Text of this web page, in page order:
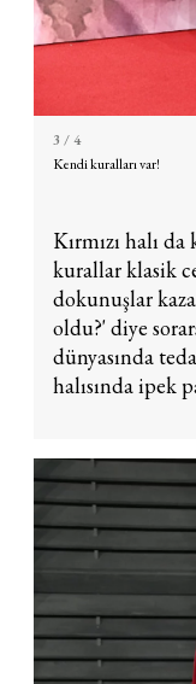
3 / 4
Kendi kuralları var!
Kırmızı halı
kurallar klasik
dokunuşlar
oldu?' diye
dünyasında
halısında ipek